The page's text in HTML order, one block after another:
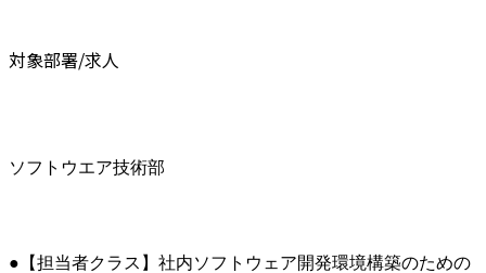
対象部署/求人
ソフトウエア技術部
●【担当者クラス】社内ソフトウェア開発環境構築のための